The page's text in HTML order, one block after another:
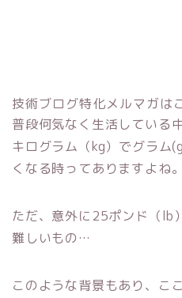
技術ブログ特化メルマガは
普段何気なく生活している
キログラム（kg）でグラム
くなる時ってありますよね。
ただ、意外に25ポンド（lb
難しいもの…
このような背景もあり、こ